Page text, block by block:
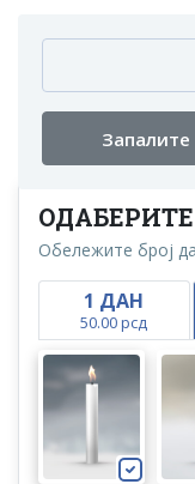
Обележите број
1 ДАН
50.00 рсд